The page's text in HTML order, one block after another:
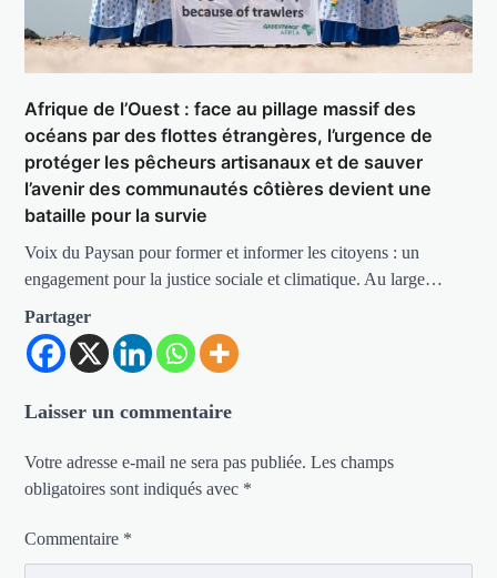
Afrique de l’Ouest : face au pillage massif des
océans par des flottes étrangères, l’urgence de
protéger les pêcheurs artisanaux et de sauver
l’avenir des communautés côtières devient une
bataille pour la survie
Voix du Paysan pour former et informer les citoyens : un
engagement pour la justice sociale et climatique. Au large…
Partager
Laisser un commentaire
Votre adresse e-mail ne sera pas publiée. Les champs
obligatoires sont indiqués avec *
Commentaire *